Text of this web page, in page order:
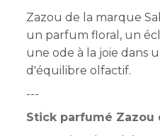
Zazou de la marque
un parfumfloral, un
une ode à la joie dans
d'équilibre olfactif.
---
Stick parfumé Zazou